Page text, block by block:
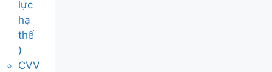
lực
hạ
thế
)
CVV